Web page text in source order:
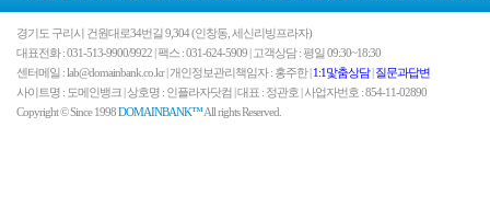
경기도 구리시 건원대로34번길 9,304 (인창동, 세신리빙프라자)
대표전화 : 031-513-9900/9922 | 팩스 : 031-624-5909 | 고객상담 : 평일 09:30~18:30
센터메일 : lab@domainbank.co.kr | 개인정보관리책임자 : 홍주한 |1:1맟춤상담|질문과답변
사이트명 : 도메인뱅크 | 상호명 : 인플라자닷컴 | 대표 : 정관호 | 사업자번호 : 854-11-02890
Copyright © Since 1998DOMAINBANK™All rights Reserved.